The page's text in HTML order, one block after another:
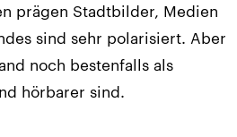
prägen Stadtbilder, Medien
sind sehr polarisiert. Aber
noch bestenfalls als
hörbarer sind.